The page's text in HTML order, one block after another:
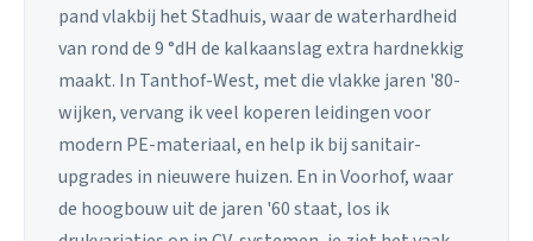
pand vlakbij het Stadhuis, waar de waterhardheid
van rond de 9 °dH de kalkaanslag extra hardnekkig
maakt. In Tanthof-West, met die vlakke jaren '80-
wijken, vervang ik veel koperen leidingen voor
modern PE-materiaal, en help ik bij sanitair-
upgrades in nieuwere huizen. En in Voorhof, waar
de hoogbouw uit de jaren '60 staat, los ik